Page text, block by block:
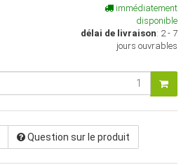
immédiatement
disponible
délai de livraison: 2 - 7
jours ouvrables
Question sur le produit